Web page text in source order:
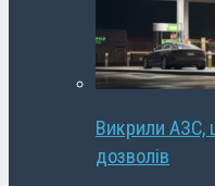
Викрили АЗС,
дозволів